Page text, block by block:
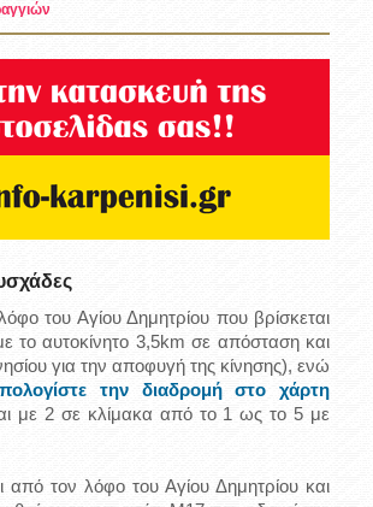
του Αγίου Δημητρίου που βρίσκεται
το αυτοκίνητο 3,5km σε απόσταση και
για την αποφυγή της κίνησης), ενώ
την διαδρομή στο χάρτη
με 2 σε κλίμακα από το 1 ως το 5 με
από τον λόφο του Αγίου Δημητρίου και